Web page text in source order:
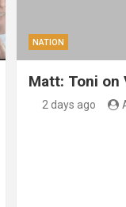
NATION
Matt: Toni on
2 days ago